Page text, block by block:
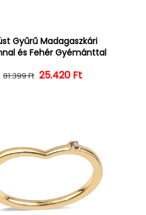
Gyűrű Madagaszkári
és Fehér Gyémánttal
Normál ár
81.399 Ft Kedvezményes ár
25.420 Ft